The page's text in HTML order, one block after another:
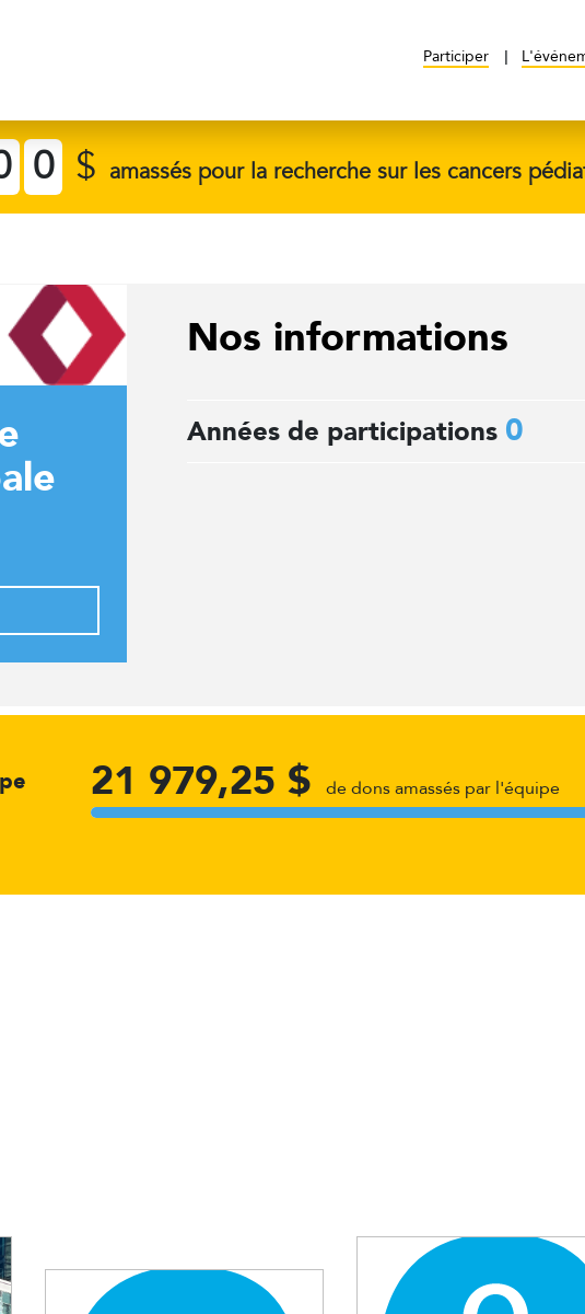
Participer
0 $ amassés pour la recherche sur les cancers
Nos informations
Années de participations 0
21 979,25 $ de dons amassés par l'équipe